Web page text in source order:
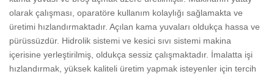
olarak çalışması, oparatöre kullanım kolaylığı sağlamakta ve
üretimi hızlandırmaktadır. Açılan kama yuvaları oldukça hassa ve
pürüssüzdür. Hidrolik sistemi ve kesici sıvı sistemi makina
içerisine yerleştirilmiş, oldukça sessiz çalışmaktadır. İmalatta işi
hızlandırmak, yüksek kaliteli üretim yapmak isteyenler için tercih